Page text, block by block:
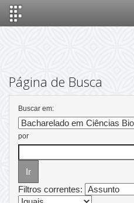
Página de Busca
Buscar em:
por
Filtros correntes: